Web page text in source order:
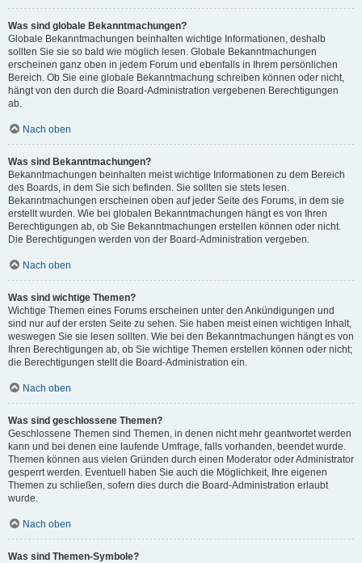
Was sind globale Bekanntmachungen?
Globale Bekanntmachungen beinhalten wichtige Informationen, deshalb
sollten Sie sie so bald wie möglich lesen. Globale Bekanntmachungen
erscheinen ganz oben in jedem Forum und ebenfalls in Ihrem persönlichen
Bereich. Ob Sie eine globale Bekanntmachung schreiben können oder nicht,
hängt von den durch die Board-Administration vergebenen Berechtigungen
ab.
Nach oben
Was sind Bekanntmachungen?
Bekanntmachungen beinhalten meist wichtige Informationen zu dem Bereich
des Boards, in dem Sie sich befinden. Sie sollten sie stets lesen.
Bekanntmachungen erscheinen oben auf jeder Seite des Forums, in dem sie
erstellt wurden. Wie bei globalen Bekanntmachungen hängt es von Ihren
Berechtigungen ab, ob Sie Bekanntmachungen erstellen können oder nicht.
Die Berechtigungen werden von der Board-Administration vergeben.
Nach oben
Was sind wichtige Themen?
Wichtige Themen eines Forums erscheinen unter den Ankündigungen und
sind nur auf der ersten Seite zu sehen. Sie haben meist einen wichtigen Inhalt,
weswegen Sie sie lesen sollten. Wie bei den Bekanntmachungen hängt es von
Ihren Berechtigungen ab, ob Sie wichtige Themen erstellen können oder nicht;
die Berechtigungen stellt die Board-Administration ein.
Nach oben
Was sind geschlossene Themen?
Geschlossene Themen sind Themen, in denen nicht mehr geantwortet werden
kann und bei denen eine laufende Umfrage, falls vorhanden, beendet wurde.
Themen können aus vielen Gründen durch einen Moderator oder Administrator
gesperrt werden. Eventuell haben Sie auch die Möglichkeit, Ihre eigenen
Themen zu schließen, sofern dies durch die Board-Administration erlaubt
wurde.
Nach oben
Was sind Themen-Symbole?